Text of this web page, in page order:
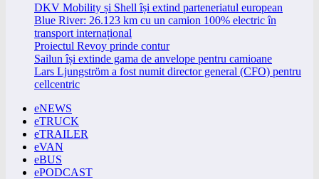
DKV Mobility și Shell își extind parteneriatul european
Blue River: 26.123 km cu un camion 100% electric în
transport internațional
Proiectul Revoy prinde contur
Sailun își extinde gama de anvelope pentru camioane
Lars Ljungström a fost numit director general (CFO) pentru
cellcentric
eNEWS
eTRUCK
eTRAILER
eVAN
eBUS
ePODCAST